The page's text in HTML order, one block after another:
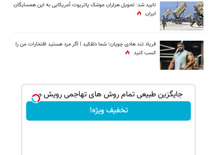
تایید شد: تحویل هزاران موشک پاتریوت آمریکایی به این همسایگان
ایران
فریاد تند هادی چوپان؛‌ شما دلقکید | اگر مرد هستید افتخارات من را
کسب کنید
جایگزین طبیعی تمام روش های تهاجمی رویش مو
تخفیف ویژه!